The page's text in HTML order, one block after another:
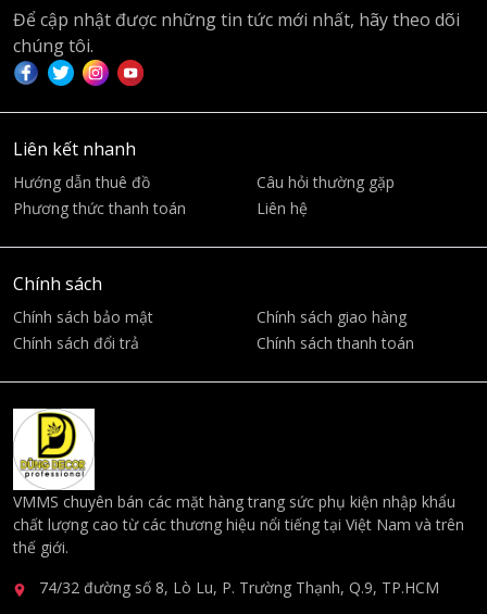
Để cập nhật được những tin tức mới nhất, hãy theo dõi
chúng tôi.
Liên kết nhanh
Hướng dẫn thuê đồ
Câu hỏi thường gặp
Phương thức thanh toán
Liên hệ
Chính sách
Chính sách bảo mật
Chính sách giao hàng
Chính sách đổi trả
Chính sách thanh toán
VMMS chuyên bán các mặt hàng trang sức phụ kiện nhập khẩu
chất lượng cao từ các thương hiệu nổi tiếng tại Việt Nam và trên
thế giới.
74/32 đường số 8, Lò Lu, P. Trường Thạnh, Q.9, TP.HCM